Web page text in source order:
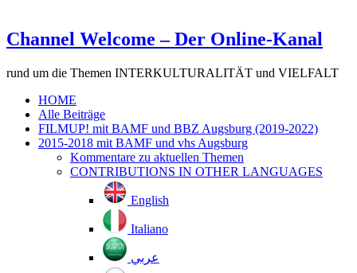
Channel Welcome – Der Online-Kanal
rund um die Themen INTERKULTURALITÄT und VIELFALT
HOME
Alle Beiträge
FILMUP! mit BAMF und BBZ Augsburg (2019-2022)
2015-2018 mit BAMF und vhs Augsburg
Kommentare zu aktuellen Themen
CONTRIBUTIONS IN OTHER LANGUAGES
English
Italiano
عربي